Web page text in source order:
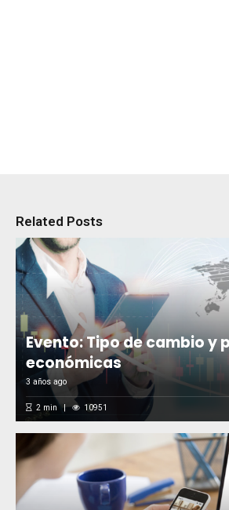
Related Posts
Evento: Tipo de cambio y
económicas
3 años ago
2 min 10951